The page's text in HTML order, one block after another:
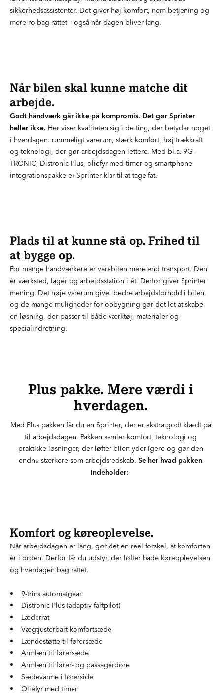
sikkerhedsassistenter. Det giver høj komfort, nem betjening og
mere ro bag rattet – også når dagen bliver lang.
Når bilen skal kunne matche dit
arbejde.
Godt håndværk går ikke på kompromis. Det gør Sprinter
heller ikke. Her viser kvaliteten sig i de ting, der betyder noget
i hverdagen: rummeligt varerum, stærk komfort, høj trækkraft
og teknologi, der gør arbejdsdagen lettere. Med bl.a. 9G-
TRONIC, Distronic Plus, oliefyr med timer og smartphone
integrationspakke er Sprinter klar til at tage fat.
Plads til at kunne stå op. Frihed til
at bygge op.
For mange håndværkere er varebilen mere end transport. Den
er værksted, lager og arbejdsstation i ét. Derfor giver Sprinter
mening. Det høje varerum giver bedre arbejdsforhold i bilen,
og de mange muligheder for opbygning gør det let at skabe
en løsning, der passer til både værktøj, materialer og
specialindretning.
Plus pakke. Mere værdi i
hverdagen.
Med Plus pakken får du en Sprinter, der er ekstra godt klædt på
til arbejdsdagen. Pakken samler komfort, teknologi og
praktiske løsninger, der løfter bilen yderligere og gør den
endnu stærkere som arbejdsredskab. Se her hvad pakken
indeholder:
Komfort og køreoplevelse.
Når arbejdsdagen er lang, gør det en reel forskel, at komforten
er i orden. Derfor får du udstyr, der løfter både køreoplevelsen
og hverdagen bag rattet.
• 9-trins automatgear
• Distronic Plus (adaptiv fartpilot)
• Læderrat
• Vægtjusterbart komfortsæde
• Lændestøtte til førersæde
• Armlæn til førersæde
• Armlæn til fører- og passagerdøre
• Sædevarme i førerside
• Oliefyr med timer